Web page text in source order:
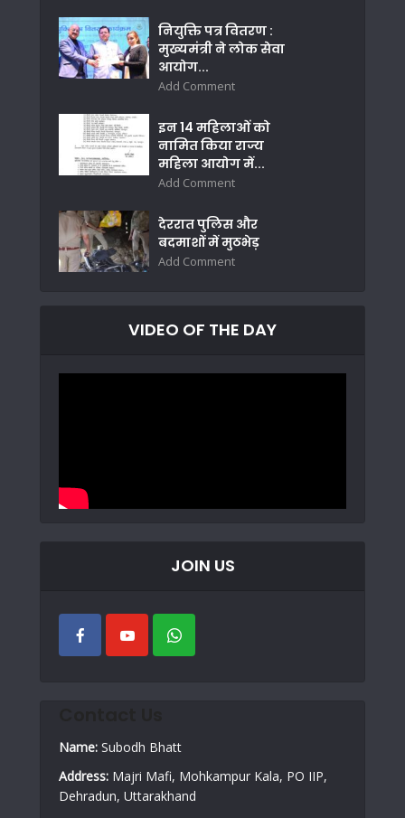
नियुक्ति पत्र वितरण :
मुख्यमंत्री ने लोक सेवा
आयोग...
Add Comment
इन 14 महिलाओं को
नामित किया राज्य
महिला आयोग में...
Add Comment
देररात पुलिस और
बदमाशों में मुठभेड़
Add Comment
VIDEO OF THE DAY
JOIN US
Name: Subodh Bhatt
Address: Majri Mafi, Mohkampur Kala, PO IIP,
Dehradun, Uttarakhand